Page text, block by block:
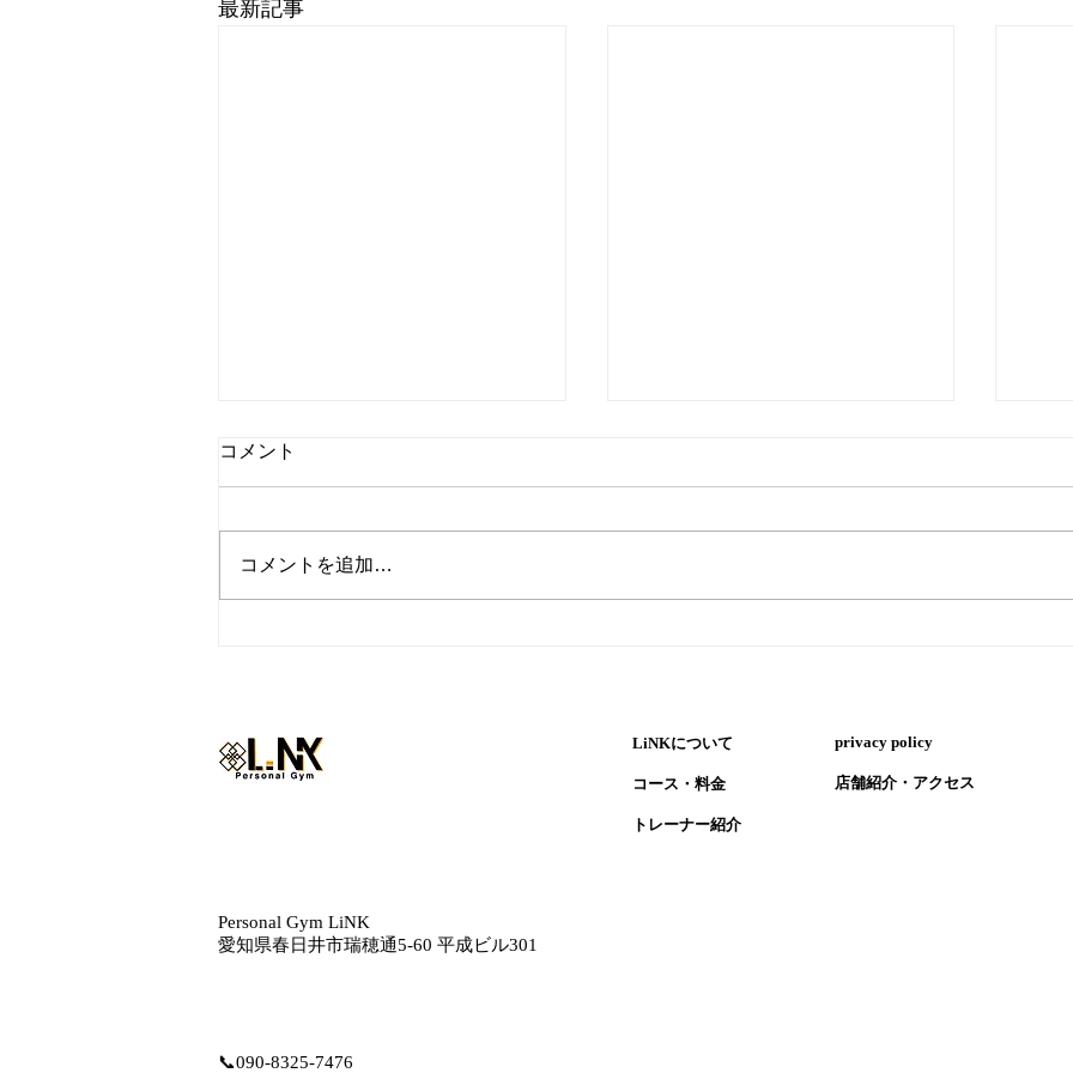
最新記事
コメント
コメントを追加…
LiNKについて
コース・​料金
​トレーナー紹介
​privacy policy
​店舗紹介・アクセス
Personal Gym LiNK
愛知県春日井市瑞穂通5‐60 平成ビル301
📞090-8325-7476